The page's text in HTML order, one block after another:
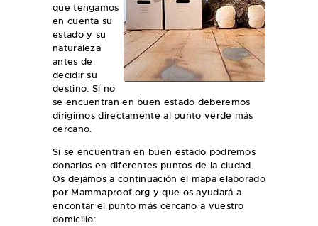
que tengamos
en cuenta su
estado y su
naturaleza
antes de
decidir su
destino. Si no
se encuentran en buen estado deberemos
dirigirnos directamente al punto verde más
cercano.
Si se encuentran en buen estado podremos
donarlos en diferentes puntos de la ciudad.
Os dejamos a continuación el mapa elaborado
por Mammaproof.org y que os ayudará a
encontar el punto más cercano a vuestro
domicilio: